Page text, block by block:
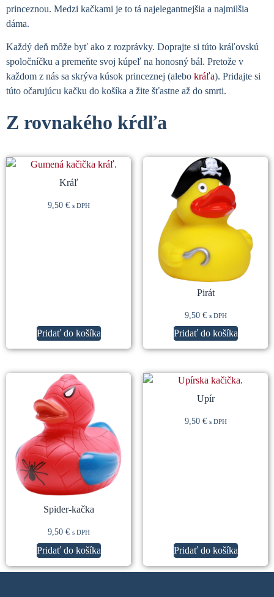
princeznou. Medzi kačkami je to tá najelegantnejšia a najmilšia
dáma.
Každý deň môže byť ako z rozprávky. Doprajte si túto kráľovskú
spoločníčku a premeňte svoj kúpeľ na honosný bál. Pretože v
každom z nás sa skrýva kúsok princeznej (alebo kráľa). Pridajte si
túto očarujúcu kačku do košíka a žite šťastne až do smrti.
Z rovnakého kŕdľa
Kráľ
9,50 € s DPH
Pridať do košíka
Pirát
9,50 € s DPH
Pridať do košíka
Spider-kačka
9,50 € s DPH
Pridať do košíka
Upír
9,50 € s DPH
Pridať do košíka